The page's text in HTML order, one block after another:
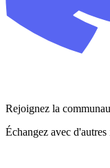
Rejoignez la
Échangez avec